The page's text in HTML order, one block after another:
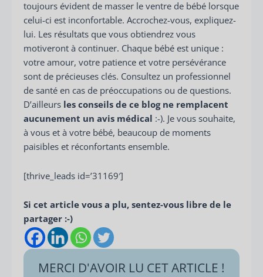
toujours évident de masser le ventre de bébé lorsque
celui-ci est inconfortable. Accrochez-vous, expliquez-
lui. Les résultats que vous obtiendrez vous
motiveront à continuer. Chaque bébé est unique :
votre amour, votre patience et votre persévérance
sont de précieuses clés. Consultez un professionnel
de santé en cas de préoccupations ou de questions.
D’ailleurs les conseils de ce blog ne remplacent
aucunement un avis médical :-). Je vous souhaite,
à vous et à votre bébé, beaucoup de moments
paisibles et réconfortants ensemble.
[thrive_leads id=’31169′]
Si cet article vous a plu, sentez-vous libre de le
partager :-)
MERCI D'AVOIR LU CET ARTICLE !